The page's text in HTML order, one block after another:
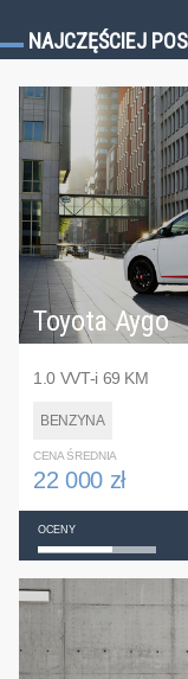
NAJCZĘŚCIEJ
Toyota Aygo
1.0 VVT-i 69 KM
BENZYNA
CENA ŚREDNIA
22 000 zł
OCENY